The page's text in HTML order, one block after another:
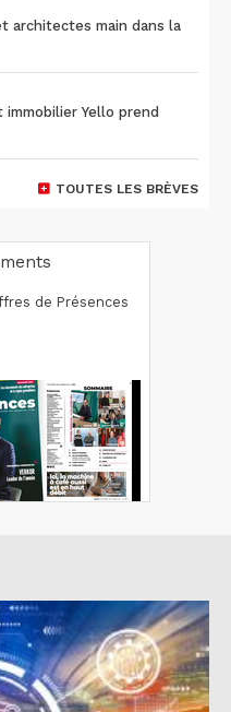
architectes main dans la
Yello prend
TOUTES LES BRÈVES
de Présences